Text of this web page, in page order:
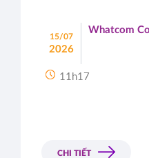
15/07
2026
Whatcom
11h17
CHI TIẾT